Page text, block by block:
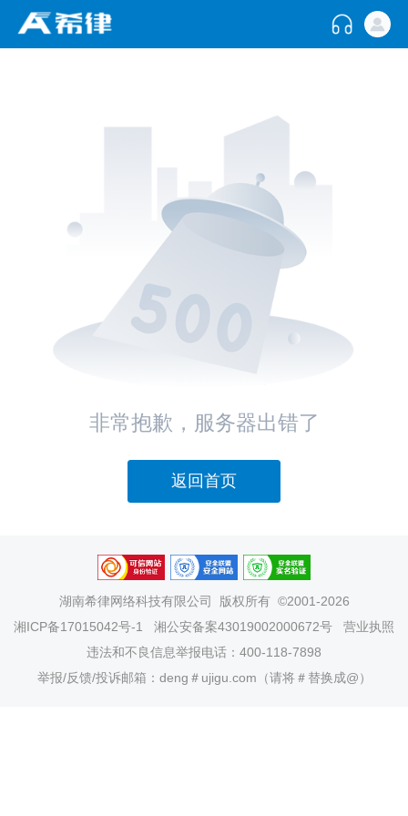
非常抱歉，服务器出错了
返回首页
湖南希律网络科技有限公司
版权所有 ©2001-2026
湘ICP备17015042号-1
湘公安备案43019002000672号
营业执照
违法和不良信息举报电话：400-118-7898
举报/反馈/投诉邮箱：deng＃ujigu.com（请将＃替换成@）